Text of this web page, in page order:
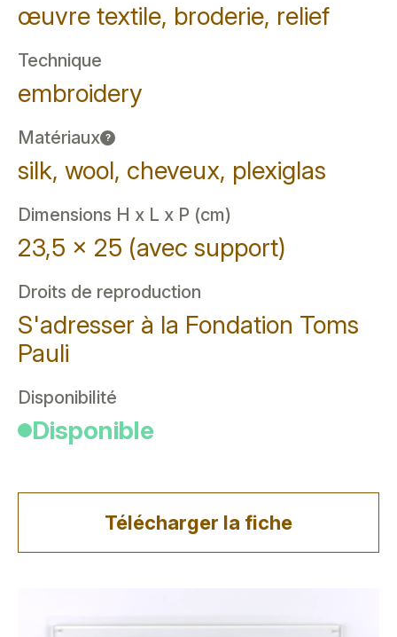
œuvre textile, broderie, relief
Technique
embroidery
Matériaux ?
silk, wool, cheveux, plexiglas
Dimensions H x L x P (cm)
23,5 x 25 (avec support)
Droits de reproduction
S'adresser à la Fondation Toms
Pauli
Disponibilité
Disponible
Télécharger la fiche